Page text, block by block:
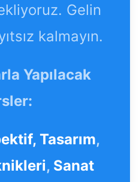
Gelin
kalmayın.
Yapılacak
Tasarım,
, Sanat